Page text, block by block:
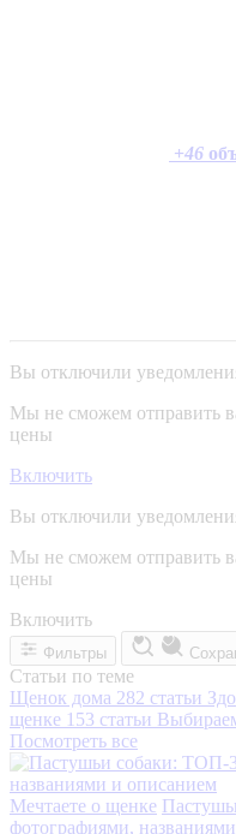
+46
Вы отключили
Мы не сможем отправить
цены
Включить
Вы отключили
Мы не сможем отправить
цены
Включить
Фильтры
Статьи по теме
Щенок дома 282 статьи
щенке 153 статьи
Посмотреть все
Мечтаете о щенке
фотографиями,